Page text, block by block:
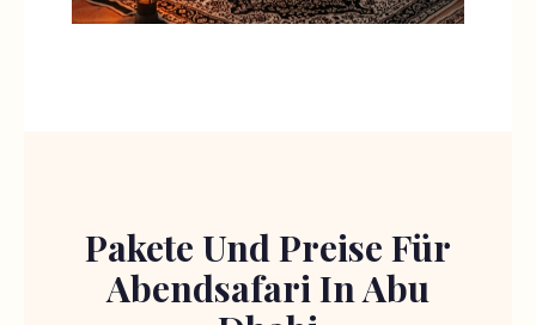
Abendsafari In Abu
Dhabi